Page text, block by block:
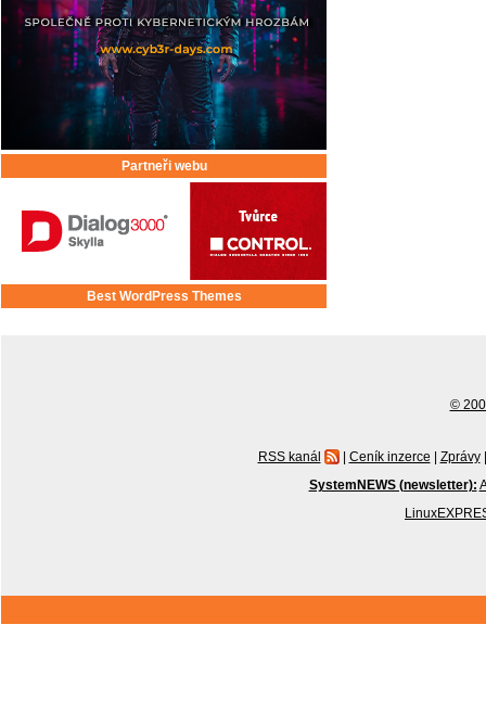
Partneři webu
Best WordPress Themes
©
RSS kanál | Ceník inzerce | Zprávy |
SystemNEWS (newsletter):